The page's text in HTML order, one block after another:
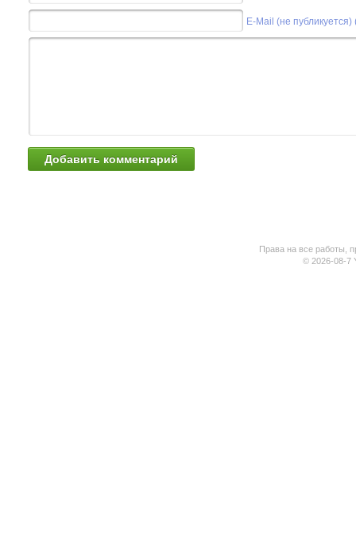
E-Mail (не
Права на все работы,
© 2026-08-7